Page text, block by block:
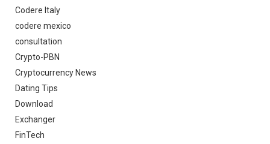
Codere Italy
codere mexico
consultation
Crypto-PBN
Cryptocurrency News
Dating Tips
Download
Exchanger
FinTech